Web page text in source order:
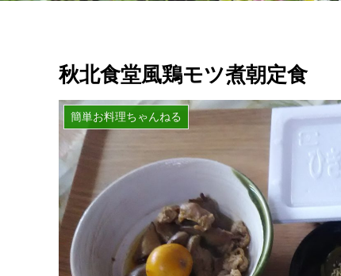
秋北食堂風鶏モツ煮朝定食
簡単お料理ちゃんねる